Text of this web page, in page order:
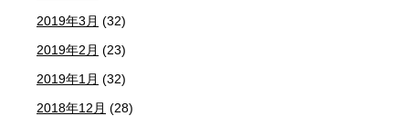
2019年3月 (32)
2019年2月 (23)
2019年1月 (32)
2018年12月 (28)